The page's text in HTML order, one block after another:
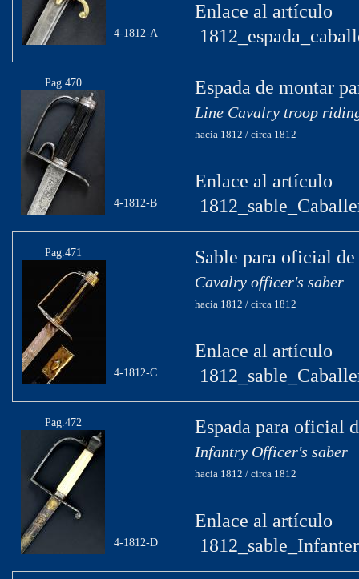
4-1812-A
Enlace al artículo
Pag.470
4-1812-B
Espada de montar
Line Cavalry troop
hacia 1812 / circa 1812
Enlace al artículo
Pag.471
4-1812-C
Sable para oficial
Cavalry officer's saber
hacia 1812 / circa 1812
Enlace al artículo
Pag.472
4-1812-D
Espada para oficial
Infantry Officer's saber
hacia 1812 / circa 1812
Enlace al artículo